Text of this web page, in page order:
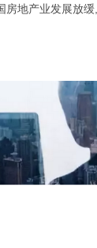
房地产业发展放